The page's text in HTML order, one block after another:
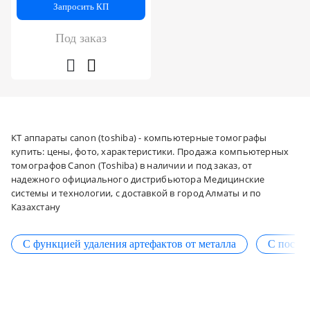
Запросить КП
Под заказ
КТ аппараты canon (toshiba) - компьютерные томографы
купить: цены, фото, характеристики. Продажа компьютерных
томографов Canon (Toshiba) в наличии и под заказ, от
надежного официального дистрибьютора Медицинские
системы и технологии, с доставкой в город Алматы и по
Казахстану
С функцией удаления артефактов от металла С